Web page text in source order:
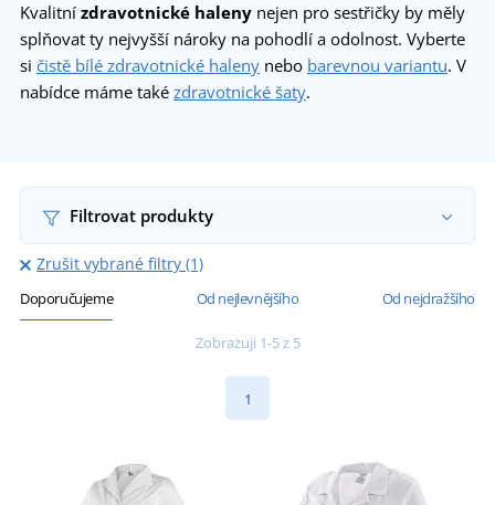
Kvalitní zdravotnické haleny nejen pro sestřičky by měly
splňovat ty nejvyšší nároky na pohodlí a odolnost. Vyberte
si čistě bílé zdravotnické haleny nebo barevnou variantu. V
nabídce máme také zdravotnické šaty.
Filtrovat produkty
Zrušit vybrané filtry (1)
Doporučujeme Od nejlevnějšího Od nejdražšího
Zobrazuji 1-5 z 5
1